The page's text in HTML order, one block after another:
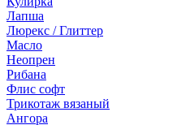
Лапша
Люрекс / Глиттер
Масло
Неопрен
Рибана
Флис софт
Трикотаж вязаный
Ангора